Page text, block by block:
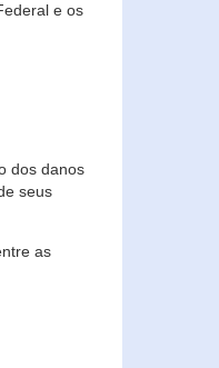
e os
dos danos
seus
as